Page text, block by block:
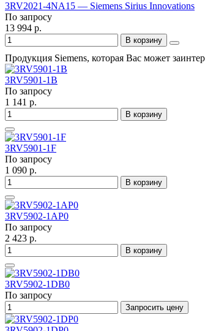
3RV2021-4NA15 — Siemens Sirius Innovations
По запросу
13 994 р.
В корзину
Продукция Siemens, которая Вас может
3RV5901-1B
По запросу
1 141 р.
В корзину
3RV5901-1F
По запросу
1 090 р.
В корзину
3RV5902-1AP0
По запросу
2 423 р.
В корзину
3RV5902-1DB0
По запросу
Запросить цену